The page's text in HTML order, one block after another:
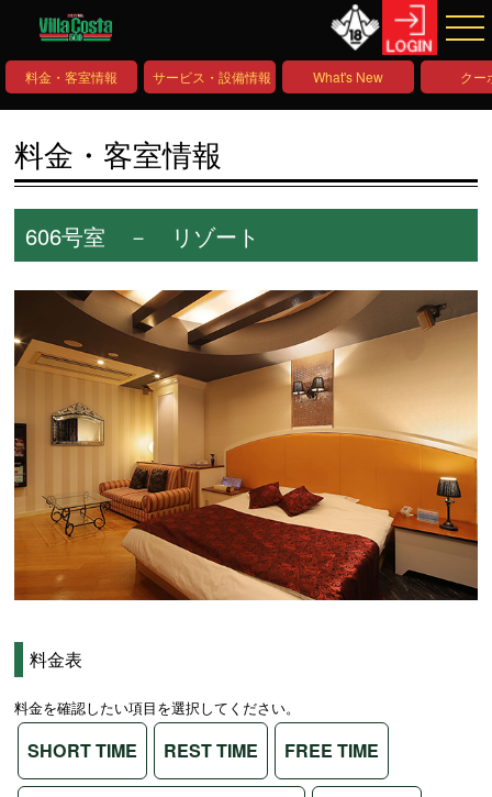
料金・客室情報 サービス・設備情報 What's New クー
料金・客室情報
606号室 － リゾート
料金表
料金を確認したい項目を選択してください。
SHORT TIME REST TIME FREE TIME